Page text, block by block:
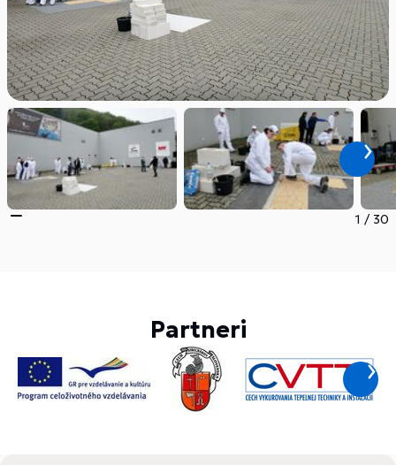
1 / 30
Partneri